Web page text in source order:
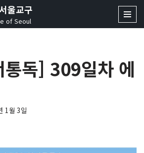
울교구
of Seoul
독] 309일차 에
1월 3일